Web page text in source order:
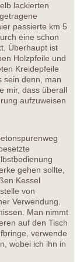
lackierten
passierte km 5
eine schon
Überhaupt ist
Holzpfeile und
Kreidepfeile
sein denn, man
mir, dass überall
aufzuweisen
gehen sollte,
Kessel
von
Verwendung.
Man nimmt
auf den Tisch
verwende
wobei ich ihn in